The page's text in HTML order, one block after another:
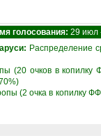
голосования: 29 июл
Распределение
(20 очков в
(2 очка в копилку